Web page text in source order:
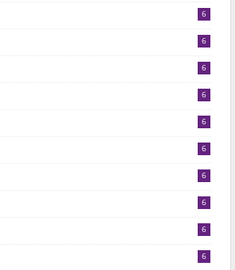
6
6
6
6
6
6
6
6
6
6